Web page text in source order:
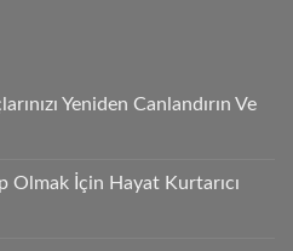
Yeniden Canlandırın Ve
Olmak İçin Hayat Kurtarıcı